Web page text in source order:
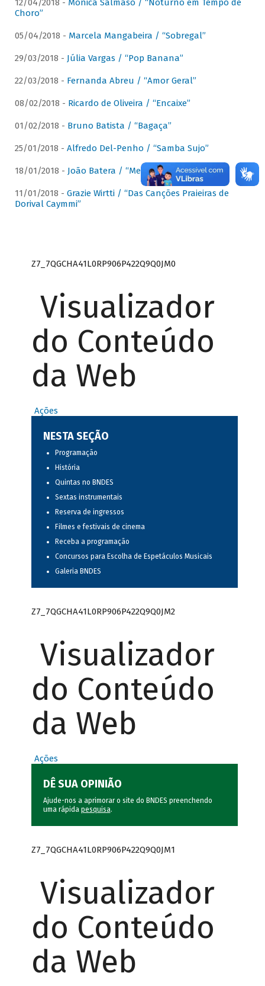
12/04/2018 - Mônica Salmaso / “Noturno em Tempo de
Choro”
05/04/2018 - Marcela Mangabeira / “Sobregal”
29/03/2018 - Júlia Vargas / “Pop Banana”
22/03/2018 - Fernanda Abreu / “Amor Geral”
08/02/2018 - Ricardo de Oliveira / “Encaixe”
01/02/2018 - Bruno Batista / “Bagaça”
25/01/2018 - Alfredo Del-Penho / “Samba Sujo”
18/01/2018 - João Batera / “Meu Pandeiro”
11/01/2018 - Grazie Wirtti / “Das Canções Praieiras de
Dorival Caymmi”
Z7_7QGCHA41L0RP906P422Q9Q0JM0
Visualizador
do Conteúdo
da Web
Ações
NESTA SEÇÃO
Programação
História
Quintas no BNDES
Sextas instrumentais
Reserva de ingressos
Filmes e festivais de cinema
Receba a programação
Concursos para Escolha de Espetáculos Musicais
Galeria BNDES
Z7_7QGCHA41L0RP906P422Q9Q0JM2
Visualizador
do Conteúdo
da Web
Ações
DÊ SUA OPINIÃO
Ajude-nos a aprimorar o site do BNDES preenchendo
uma rápida pesquisa.
Z7_7QGCHA41L0RP906P422Q9Q0JM1
Visualizador
do Conteúdo
da Web